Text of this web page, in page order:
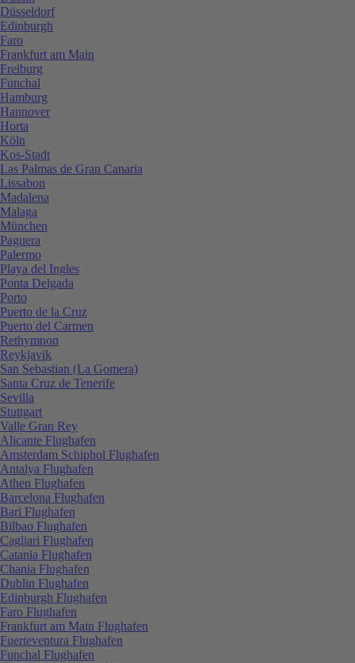
Düsseldorf
Edinburgh
Faro
Frankfurt am Main
Freiburg
Funchal
Hamburg
Hannover
Horta
Köln
Kos-Stadt
Las Palmas de Gran Canaria
Lissabon
Madalena
Malaga
München
Paguera
Palermo
Playa del Ingles
Ponta Delgada
Porto
Puerto de la Cruz
Puerto del Carmen
Rethymnon
Reykjavik
San Sebastian (La Gomera)
Santa Cruz de Tenerife
Sevilla
Stuttgart
Valle Gran Rey
Alicante Flughafen
Amsterdam Schiphol Flughafen
Antalya Flughafen
Athen Flughafen
Barcelona Flughafen
Bari Flughafen
Bilbao Flughafen
Cagliari Flughafen
Catania Flughafen
Chania Flughafen
Dublin Flughafen
Edinburgh Flughafen
Faro Flughafen
Frankfurt am Main Flughafen
Fuerteventura Flughafen
Funchal Flughafen